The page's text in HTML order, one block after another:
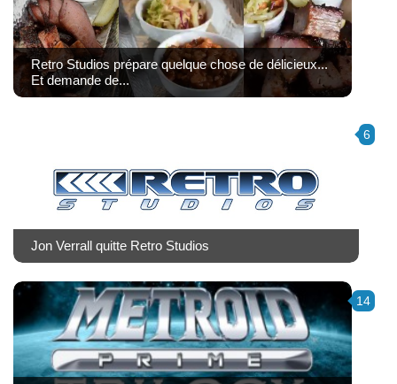
Retro Studios prépare quelque chose de délicieux...
Et demande de...
6
Jon Verrall quitte Retro Studios
14